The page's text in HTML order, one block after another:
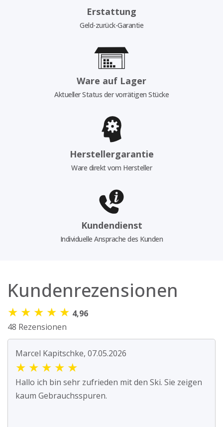
Erstattung
Geld-zurück-Garantie
Ware auf Lager
Aktueller Status der vorrätigen Stücke
Herstellergarantie
Ware direkt vom Hersteller
Kundendienst
Individuelle Ansprache des Kunden
Kundenrezensionen
★ ★ ★ ★ ★ 4,96
48 Rezensionen
Marcel Kapitschke, 07.05.2026
★ ★ ★ ★ ★
Hallo ich bin sehr zufrieden mit den Ski. Sie zeigen
kaum Gebrauchsspuren.